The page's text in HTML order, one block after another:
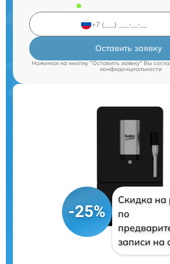
Оставить заявку
Нажимая на кнопку "Оставить заявку" Вы
конфиденциальности
-25%
Скидка на
по
записи на